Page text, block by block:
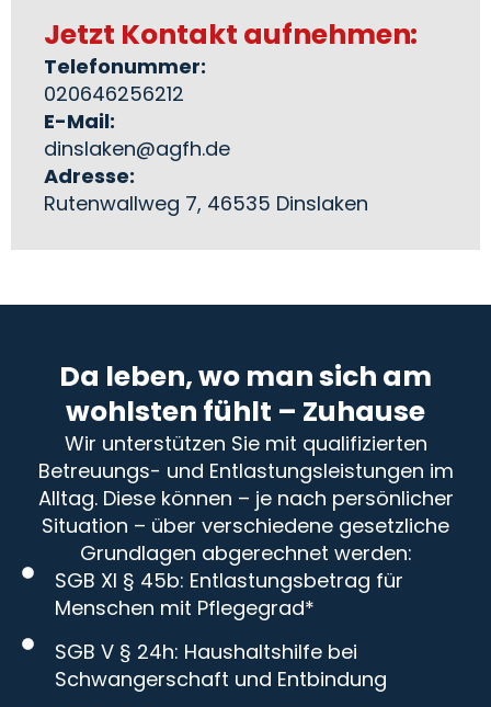
Jetzt Kontakt aufnehmen:
Telefonummer:
020646256212
E-Mail:
dinslaken@agfh.de
Adresse:
Rutenwallweg 7, 46535 Dinslaken
Da leben, wo man sich am
wohlsten fühlt – Zuhause
Wir unterstützen Sie mit qualifizierten
Betreuungs- und Entlastungsleistungen im
Alltag. Diese können – je nach persönlicher
Situation – über verschiedene gesetzliche
Grundlagen abgerechnet werden:
SGB XI § 45b: Entlastungsbetrag für
Menschen mit Pflegegrad*
SGB V § 24h: Haushaltshilfe bei
Schwangerschaft und Entbindung